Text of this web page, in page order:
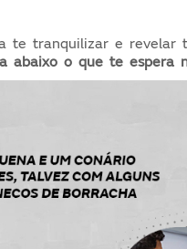
te tranquilizar e revelar
abaixo o que te espera